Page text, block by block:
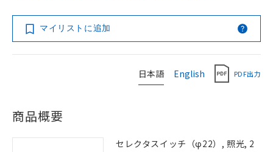
マイリストに追加
日本語 English PDF出力
商品概要
セレクタスイッチ（φ22）, 照光, 2